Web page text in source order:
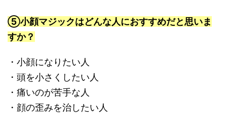
⑤小顔マジックはどんな人におすすめだと思いま
すか？
・小顔になりたい人
・頭を小さくしたい人
・痛いのが苦手な人
・顔の歪みを治したい人